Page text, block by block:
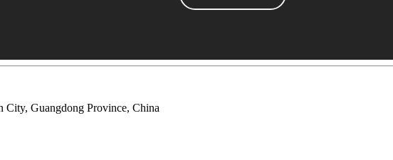
Guangdong Province, China